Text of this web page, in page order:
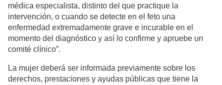
médica especialista, distinto del que practique la
intervención, o cuando se detecte en el feto una
enfermedad extremadamente grave e incurable en el
momento del diagnóstico y así lo confirme y apruebe un
comité clínico”.
La mujer deberá ser informada previamente sobre los
derechos, prestaciones y ayudas públicas que tiene la